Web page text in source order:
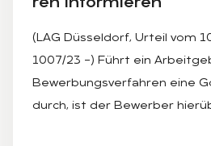
ren in­for­mie­ren
(LAG Düsseldorf, Urteil vom
1007/23 –) Führt ein
Bewerbungsverfahren eine
durch, ist der Bewerber